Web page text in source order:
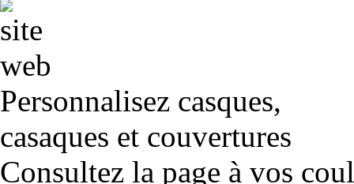
Personnalisez casques,
casaques et couvertures
Consultez la page à vos